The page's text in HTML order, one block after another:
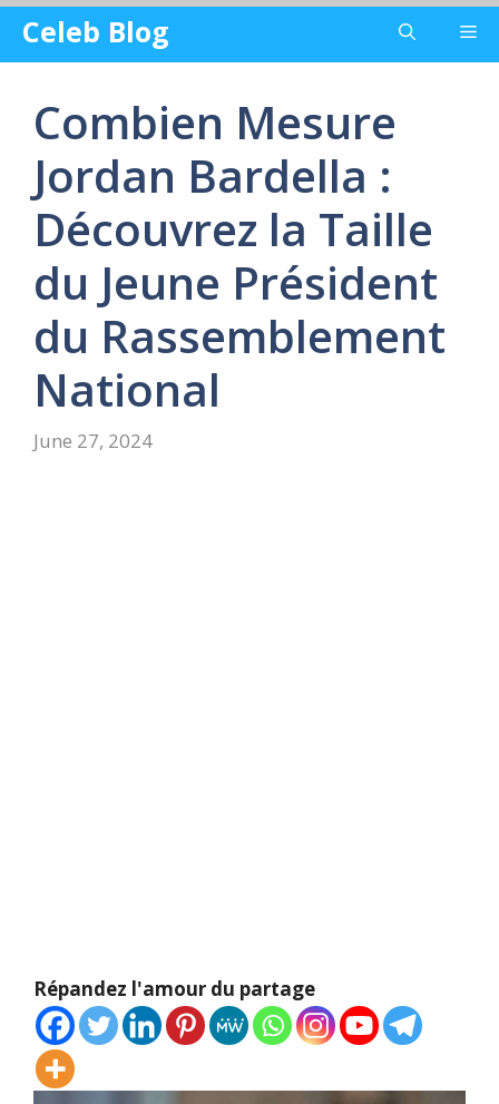
Skip
content
Celeb Blog
Combien Mesure
Jordan Bardella :
Découvrez la Taille
du Jeune Président
du Rassemblement
National
June 27, 2024
Répandez l'amour du partage